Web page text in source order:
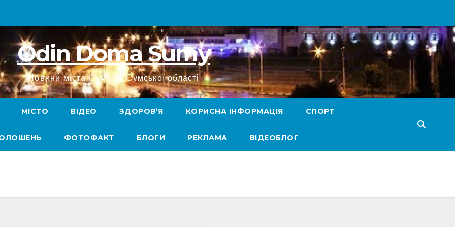
Odin Doma Sumy
Новини міста Суми та Сумської області
МІСТО ВІДЕО ЗДОРОВ’Я КОРИСНА ІНФОРМАЦІЯ СПОРТ
ФОТОФАКТ БЛОГИ РЕКЛАМА ВІДЕОБЛОГ